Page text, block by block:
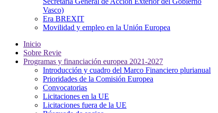
Vasco)
Era BREXIT
Movilidad y empleo en la Unión Europea
Inicio
Sobre Revie
Programas y financiación europea 2021-2027
Introducción y cuadro del Marco Financiero plurianual
Prioridades de la Comisión Europea
Convocatorias
Licitaciones en la UE
Licitaciones fuera de la UE